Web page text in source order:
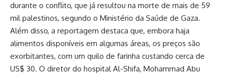
durante o conflito, que já resultou na morte de mais de 59
mil palestinos, segundo o Ministério da Saúde de Gaza.
Além disso, a reportagem destaca que, embora haja
alimentos disponíveis em algumas áreas, os preços são
exorbitantes, com um quilo de farinha custando cerca de
US$ 30. O diretor do hospital Al-Shifa, Mohammad Abu